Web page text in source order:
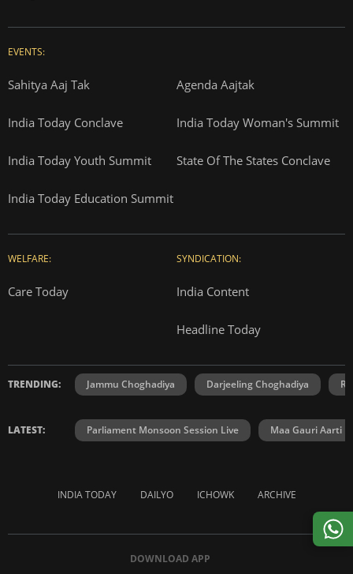
EVENTS:
Sahitya Aaj Tak Agenda Aajtak
India Today Conclave India Today Woman's Summit
India Today Youth Summit State Of The States Conclave
India Today Education Summit
WELFARE:
Care Today
SYNDICATION:
India Content
Headline Today
TRENDING: Jammu Choghadiya Darjeeling Choghadiya
LATEST: Parliament Monsoon Session Live Maa Gauri Aarti
INDIA TODAY DAILYO ICHOWK ARCHIVE
DOWNLOAD APP